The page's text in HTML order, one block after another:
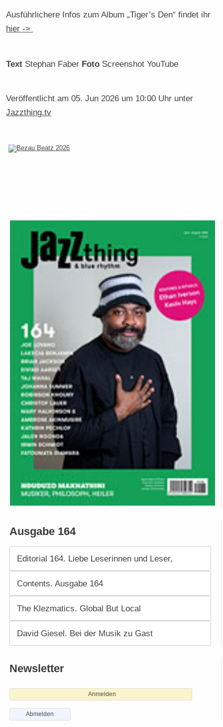
Ausführlichere Infos zum Album „Tiger’s Den“ findet ihr
hier ->
Text Stephan Faber Foto Screenshot YouTube
Veröffentlicht am05. Jun 2026 um 10:00 Uhr unter
Jazzthing.tv
Ausgabe 164
Editorial 164. Liebe Leserinnen und Leser,
Contents. Ausgabe 164
The Klezmatics. Global But Local
David Giesel. Bei der Musik zu Gast
Newsletter
Anmelden
Abmelden